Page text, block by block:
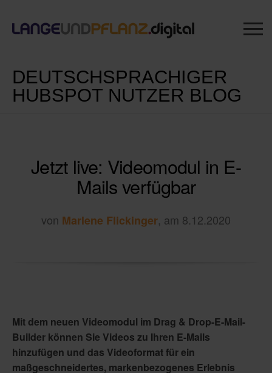
DEUTSCHSPRACHIGER
HUBSPOT NUTZER BLOG
Jetzt live: Videomodul in E-
Mails verfügbar
von Marlene Flickinger, am 8.12.2020
Mit dem neuen Videomodul im Drag & Drop-E-Mail-
Builder können Sie Videos zu Ihren E-Mails
hinzufügen und das Videoformat für ein
maßgeschneidertes, markenbezogenes Erlebnis